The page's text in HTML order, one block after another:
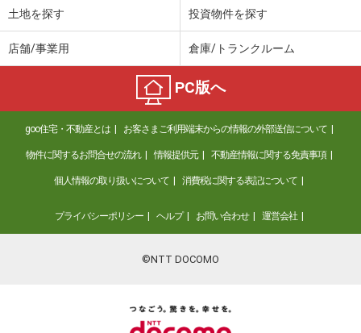
土地を探す 投資物件を探す
店舗/事業用 倉庫/トランクルーム
PC版へ
goo住宅・不動産とは お客さまご利用端末からの情報の外部送信について
物件に関するお問合せの流れ 情報提供元 不動産情報に関する免責事項
個人情報の取り扱いについて 消費税に関する表記について
プライバシーポリシー ヘルプ お問い合わせ 運営会社
©NTT DOCOMO